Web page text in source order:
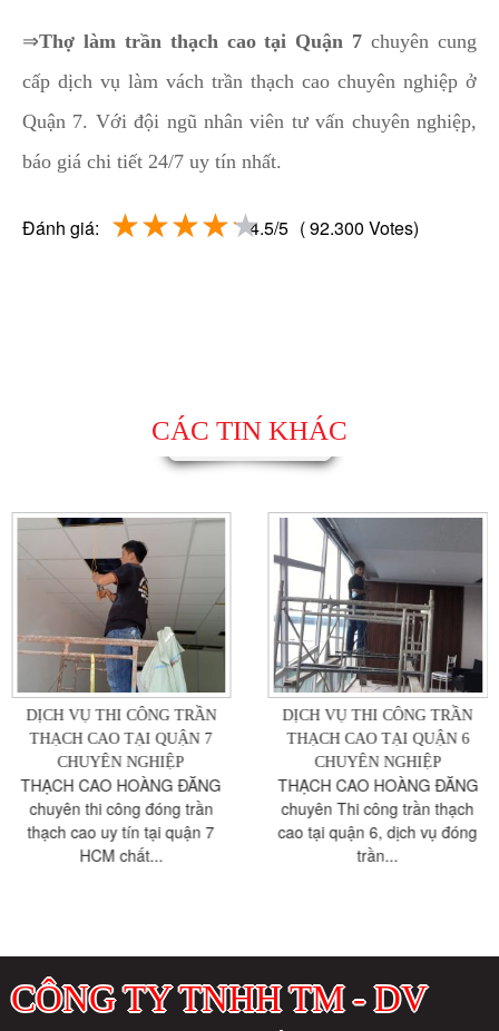
⇒Thợ làm trần thạch cao tại Quận 7chuyên cung
cấp dịch vụ làm vách trần thạch cao chuyên nghiệp ở
Quận 7. Với đội ngũ nhân viên tư vấn chuyên nghiệp,
báo giá chi tiết 24/7 uy tín nhất.
Đánh giá: 4.5/5 ( 92.300 Votes)
CÁC TIN KHÁC
DỊCH VỤ THI CÔNG TRẦN
THẠCH CAO TẠI QUẬN 7
CHUYÊN NGHIỆP
THẠCH CAO HOÀNG ĐĂNG
chuyên thi công đóng trần
thạch cao uy tín tại quận 7
HCM chất...
DỊCH VỤ THI CÔNG TRẦN
THẠCH CAO TẠI QUẬN 6
CHUYÊN NGHIỆP
THẠCH CAO HOÀNG ĐĂNG
chuyên Thi công trần thạch
cao tại quận 6, dịch vụ đóng
trần...
CÔNG TY TNHH TM - DV